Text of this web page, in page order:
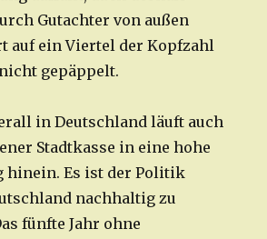
Gutachter von außen
auf ein Viertel der Kopfzahl
gepäppelt.
in Deutschland läuft auch
Stadtkasse in eine hohe
hinein. Es ist der Politik
nachhaltig zu
fünfte Jahr ohne